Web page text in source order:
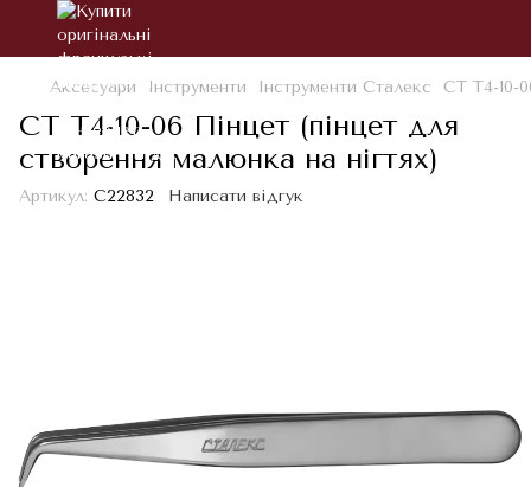
Аксесуари Інструменти Інструменти Сталекс СТ T4-10-
СТ T4-10-06 Пінцет (пінцет для
створення малюнка на нігтях)
Артикул: С22832 Написати відгук